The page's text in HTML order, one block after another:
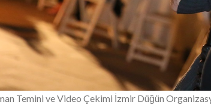
Temini ve Video Çekimi İzmir Düğün